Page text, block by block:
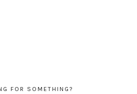
FOR SOMETHING?